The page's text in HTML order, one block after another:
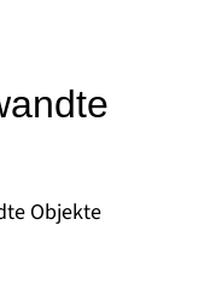
Objekte